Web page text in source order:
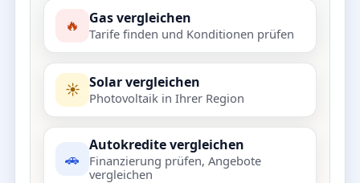
🔥 Gas vergleichen
Tarife finden und Konditionen prüfen
☀️ Solar vergleichen
Photovoltaik in Ihrer Region
🚗
Autokredite vergleichen
Finanzierung prüfen, Angebote
vergleichen